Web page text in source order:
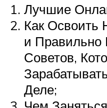
Лучшие
Как
и Правильно
Советов,
Деле;